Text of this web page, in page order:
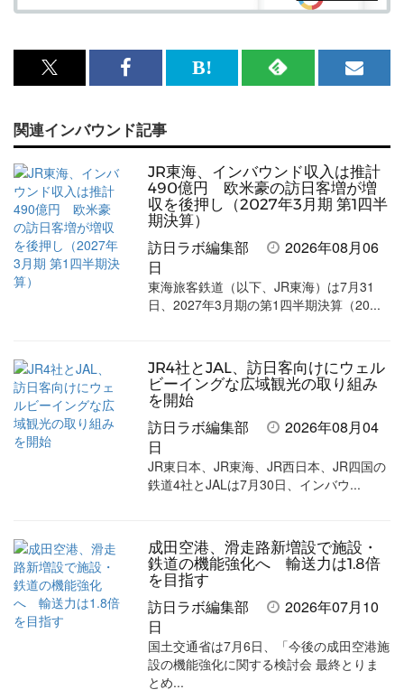
x<br>
記
事
を
シ
ェ
ア
Facebook<br>
記
は
ブ
ッ
ク
マ
ー
ク
追
加
RSS
事
を
購
読
す
る
メ
ガ
登
録
す
る
関連インバウンド記事
JR東海、インバウンド収入は推計
490億円 欧米豪の訪日客増が増
収を後押し（2027年3月期 第1四半
期決算）
訪日ラボ編集部
2026年08月06
日
東海旅客鉄道（以下、JR東海）は7月31
日、2027年3月期の第1四半期決算（20...
JR4社とJAL、訪日客向けにウェル
ビーイングな広域観光の取り組み
を開始
訪日ラボ編集部
2026年08月04
日
JR東日本、JR東海、JR西日本、JR四国の
鉄道4社とJALは7月30日、インバウ...
成田空港、滑走路新増設で施設・
鉄道の機能強化へ 輸送力は1.8倍
を目指す
訪日ラボ編集部
2026年07月10
日
国土交通省は7月6日、「今後の成田空港施
設の機能強化に関する検討会 最終とりま
とめ...